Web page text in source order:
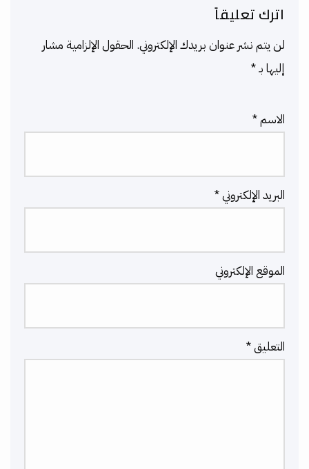
اترك تعليقاً
لن يتم نشر عنوان بريدك الإلكتروني. الحقول الإلزامية مشار
إليها بـ*
الاسم*
البريد الإلكتروني*
الموقع الإلكتروني
التعليق*